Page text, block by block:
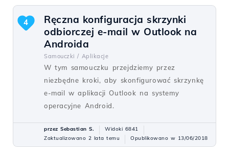
Ręczna konfiguracja skrzynki
odbiorczej e-mail w Outlook na
Androida
Samouczki / Aplikacje
W tym samouczku przejdziemy przez
niezbędne kroki, aby skonfigurować skrzynkę
e-mail w aplikacji Outlook na systemy
operacyjne Android.
4
przez Sebastian S.
Widoki 6841
Zaktualizowano 2 lata temu
Opublikowano w 13/06/2018